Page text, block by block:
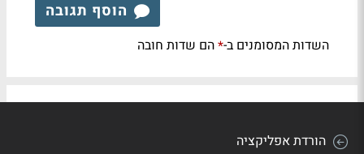
הוסף תגובה
השדות המסומנים ב-*הם שדות חובה
הורדת אפליקציה